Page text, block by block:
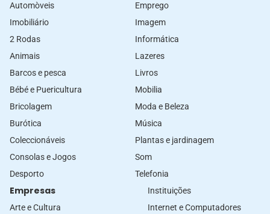
Automòveis
Imobiliário
2 Rodas
Animais
Barcos e pesca
Bébé e Puericultura
Bricolagem
Burótica
Coleccionáveis
Consolas e Jogos
Desporto
Emprego
Imagem
Informática
Lazeres
Livros
Mobilia
Moda e Beleza
Música
Plantas e jardinagem
Som
Telefonia
Empresas
Arte e Cultura
Instituições
Internet e Computadores